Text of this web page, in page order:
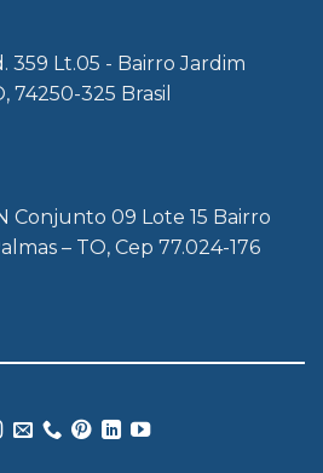
359 Lt.05 - Bairro Jardim
74250-325 Brasil
Conjunto 09 Lote 15 Bairro
– TO, Cep 77.024-176